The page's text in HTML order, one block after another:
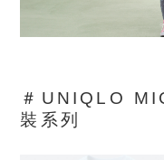
＃UNIQLO
裝系列